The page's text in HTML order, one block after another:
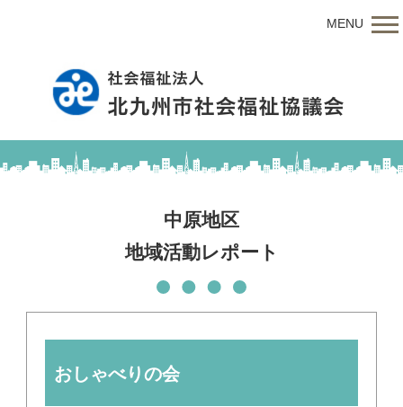
MENU
中原地区
地域活動レポート
おしゃべりの会